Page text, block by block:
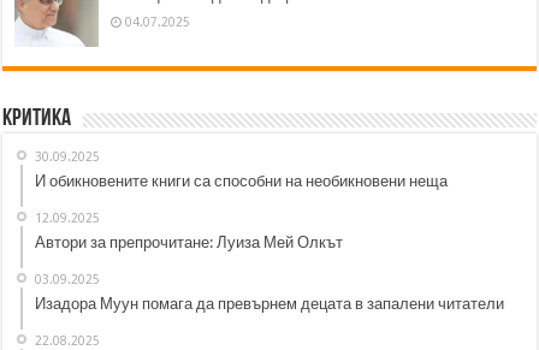
04.07.2025
Критика
30.09.2025
И обикновените книги са способни на необикновени неща
12.09.2025
Автори за препрочитане: Луиза Мей Олкът
03.09.2025
Изадора Муун помага да превърнем децата в запалени читатели
22.08.2025